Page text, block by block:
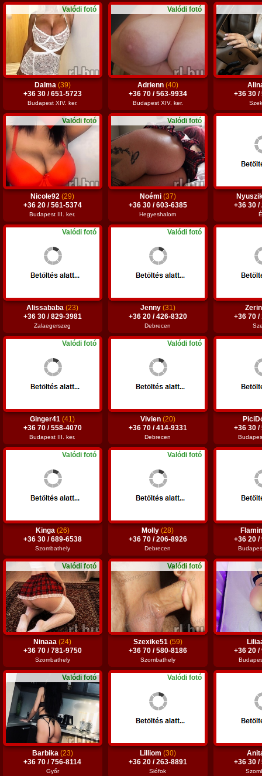
Valódi fotó
Dalma (39)
+36 30 / 651-5723
Budapest XIV. ker.
Valódi fotó
Adrienn (40)
+36 70 / 563-9934
Budapest XIV. ker.
+36 30 /
Valódi fotó
Nicole92(29)
+36 20 / 561-5374
Budapest III. ker.
Valódi fotó
Noémi (37)
+36 30 / 603-6385
Hegyeshalom
+36 30 /
Valódi fotó
Alissababa(23)
+36 30 / 829-3981
Zalaegerszeg
Valódi fotó
Jenny (31)
+36 20 / 426-8320
Debrecen
+36 70 /
Valódi fotó
Ginger41(41)
+36 70 / 558-4070
Budapest III. ker.
Valódi fotó
Vivien (20)
+36 70 / 414-9331
Debrecen
+36 30 /
Valódi fotó
Kinga (26)
+36 30 / 689-6538
Szombathely
Valódi fotó
Molly(28)
+36 70 / 206-8926
Debrecen
+36 20 /
Valódi fotó
Ninaaa(24)
+36 70 / 781-9750
Szombathely
Valódi fotó
Szexike51 (59)
+36 70 / 580-8186
Szombathely
+36 20 /
Valódi fotó
Barbika (23)
+36 70 / 756-8114
Győr
Valódi fotó
Lilliom (30)
+36 20 / 263-8891
Siófok
+36 30 /